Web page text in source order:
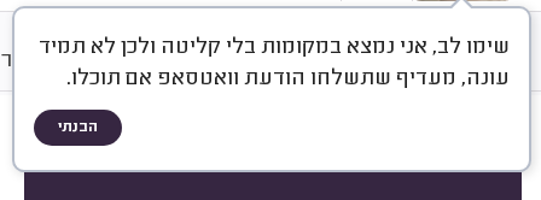
שימו לב, אני נמצא במקומות בלי קליטה ולכן לא תמיד
עונה, מעדיף שתשלחו הודעת וואטסאפ אם תוכלו.
הבנתי
חוות דעת מחירים ממוצע